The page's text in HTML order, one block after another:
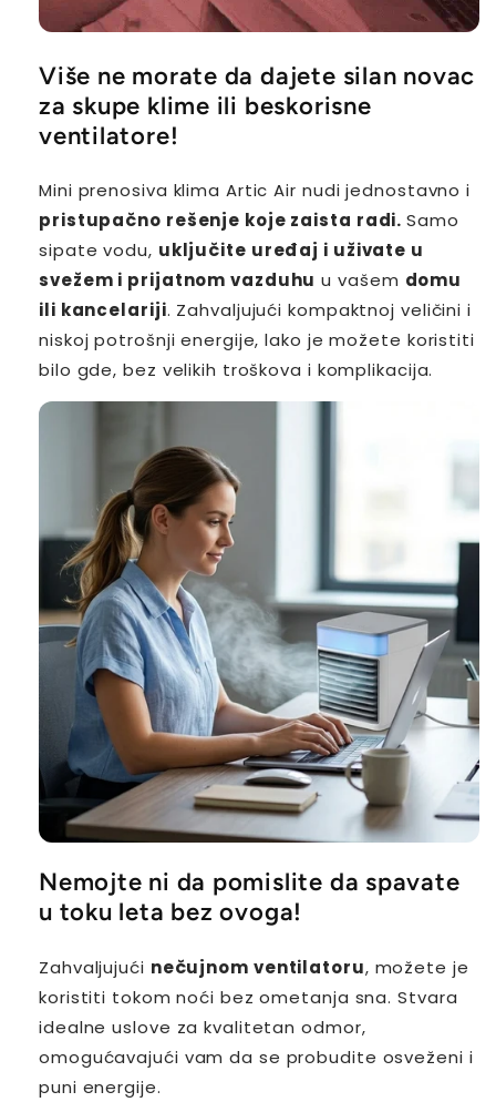
Više ne morate da dajete silan novac
za skupe klime ili beskorisne
ventilatore!
Mini prenosiva klima Artic Air nudi jednostavno i
pristupačno rešenje koje zaista radi.Samo
sipate vodu, uključite uređaj i uživate u
svežem i prijatnom vazduhu u vašem domu
ili kancelariji. Zahvaljujući kompaktnoj veličini i
niskoj potrošnji energije, lako je možete koristiti
bilo gde, bez velikih troškova i komplikacija.
Nemojte ni da pomislite da spavate
u toku leta bez ovoga!
Zahvaljujući nečujnom ventilatoru, možete je
koristiti tokom noći bez ometanja sna. Stvara
idealne uslove za kvalitetan odmor,
omogućavajući vam da se probudite osveženi i
puni energije.